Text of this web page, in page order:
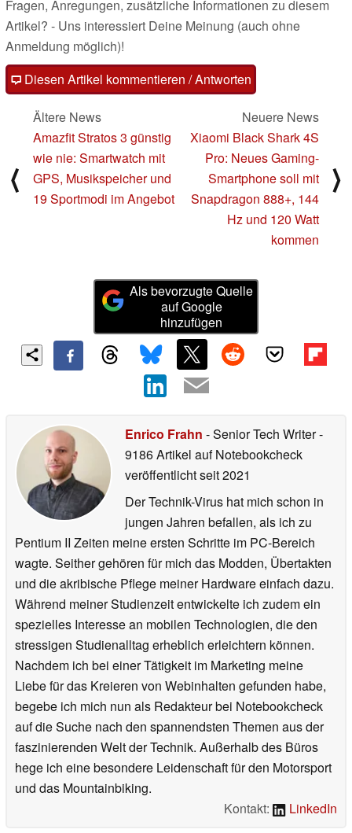
Fragen, Anregungen, zusätzliche Informationen zu diesem
Artikel? - Uns interessiert Deine Meinung (auch ohne
Anmeldung möglich)!
Diesen Artikel kommentieren / Antworten
⟨
Ältere News
Amazfit Stratos 3 günstig
wie nie: Smartwatch mit
GPS, Musikspeicher und
19 Sportmodi im Angebot
Neuere News
Xiaomi Black Shark 4S
Pro: Neues Gaming-
Smartphone soll mit
Snapdragon 888+, 144
Hz und 120 Watt
kommen
⟩
Als bevorzugte Quelle
auf Google
hinzufügen
Enrico Frahn - Senior Tech Writer-
9186 Artikel auf Notebookcheck
veröffentlichtseit 2021
Der Technik-Virus hat mich schon in
jungen Jahren befallen, als ich zu
Pentium II Zeiten meine ersten Schritte im PC-Bereich
wagte. Seither gehören für mich das Modden, Übertakten
und die akribische Pflege meiner Hardware einfach dazu.
Während meiner Studienzeit entwickelte ich zudem ein
spezielles Interesse an mobilen Technologien, die den
stressigen Studienalltag erheblich erleichtern können.
Nachdem ich bei einer Tätigkeit im Marketing meine
Liebe für das Kreieren von Webinhalten gefunden habe,
begebe ich mich nun als Redakteur bei Notebookcheck
auf die Suche nach den spannendsten Themen aus der
faszinierenden Welt der Technik. Außerhalb des Büros
hege ich eine besondere Leidenschaft für den Motorsport
und das Mountainbiking.
Kontakt:
LinkedIn